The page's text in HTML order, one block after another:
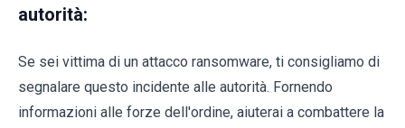
autorità:
Se sei vittima di un attacco ransomware, ti consigliamo di
segnalare questo incidente alle autorità. Fornendo
informazioni alle forze dell'ordine, aiuterai a combattere la